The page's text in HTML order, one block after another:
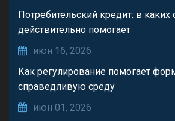
Потребительский кредит: в каких
действительно помогает
июн 16, 2026
Как регулирование помогает
справедливую среду
июн 01, 2026